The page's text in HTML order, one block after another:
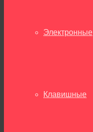
Электронные
Клавишные